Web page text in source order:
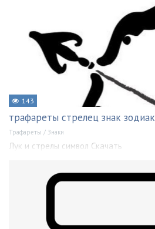
143
трафареты стрелец знак
Трафареты / Знаки
Лук и стрелы символ Скачать